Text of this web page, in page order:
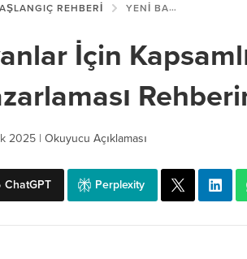
REHBERI YENI BAŞLAYANLAR İÇIN KAPSAMLI SATIŞ ORTAKLIĞI PAZARLAMASI REHBERIM
İçin
2025 | Okuyucu Açıklaması
ChatGPT Perplexity